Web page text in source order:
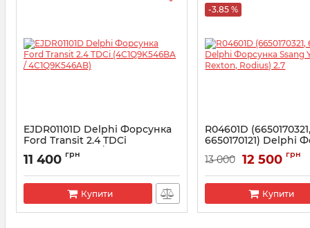
EJDR01101D Delphi Форсунка
Ford Transit 2.4 TDCi
(4C1Q9K546BA /
4C1Q9K546AB)
Артикул: R01101D
11 400 грн
Купити
-3.85 %
R04601D (6650170321,
6650170121) Delphi
Ssang Yong (Kyron,
Rodius) 2.7
Артикул: R04601D
13 000 12 500 грн
Купити